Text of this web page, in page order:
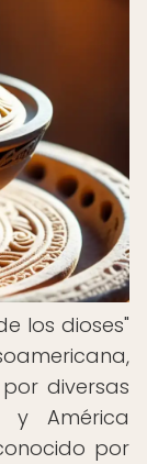
los dioses"
diversas
y América
por